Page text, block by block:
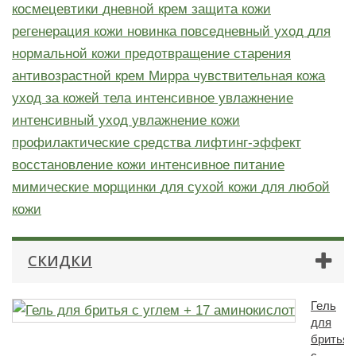
космецевтики дневной крем защита кожи
регенерация кожи новинка повседневный уход для
нормальной кожи предотвращение старения
антивозрастной крем Мирра чувствительная кожа
уход за кожей тела интенсивное увлажнение
интенсивный уход увлажнение кожи
профилактические средства лифтинг-эффект
восстановление кожи интенсивное питание
мимические морщинки для сухой кожи для любой
кожи
СКИДКИ
Гель
для
бритья